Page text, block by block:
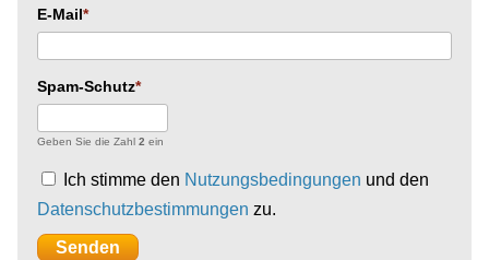
E-Mail
Spam-Schutz
Geben Sie die Zahl 2 ein
Ich stimme den Nutzungsbedingungen und den
Datenschutzbestimmungen zu.